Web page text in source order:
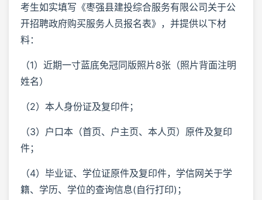
考生如实填写《枣强县建投综合服务有限公司关于公
开招聘政府购买服务人员报名表》，并提供以下材
料：
（1）近期一寸蓝底免冠同版照片8张（照片背面注明
姓名）
（2）本人身份证及复印件；
（3）户口本（首页、户主页、本人页）原件及复印
件；
（4）毕业证、学位证原件及复印件，学信网关于学
籍、学历、学位的查询信息(自行打印)；